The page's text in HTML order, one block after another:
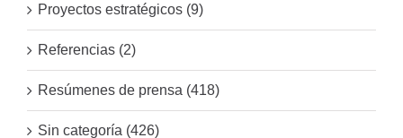
Proyectos estratégicos (9)
Referencias (2)
Resúmenes de prensa (418)
Sin categoría (426)